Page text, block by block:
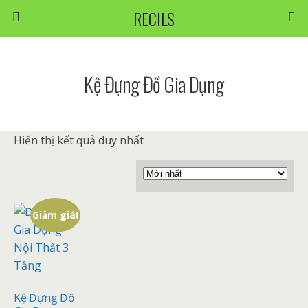
RECILS
Kệ Đựng Đồ Gia Dụng
Hiển thị kết quả duy nhất
Giảm giá!
Kệ Đựng Đồ